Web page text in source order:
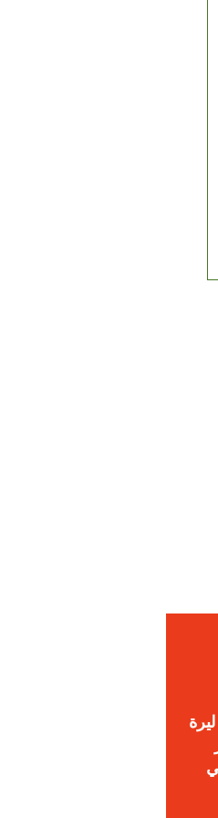
عندما تنفق 300 ليرة